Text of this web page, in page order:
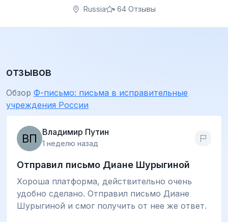
Russia 64 Отзывы
отзывов
Обзор Ф-письмо: письма в исправительные
учреждения России
Владимир Путин
1 неделю назад
Отправил письмо Диане Шурыгиной
Хороша платформа, действительно очень
удобно сделано. Отправил письмо Диане
Шурыгиной и смог получить от нее же ответ.